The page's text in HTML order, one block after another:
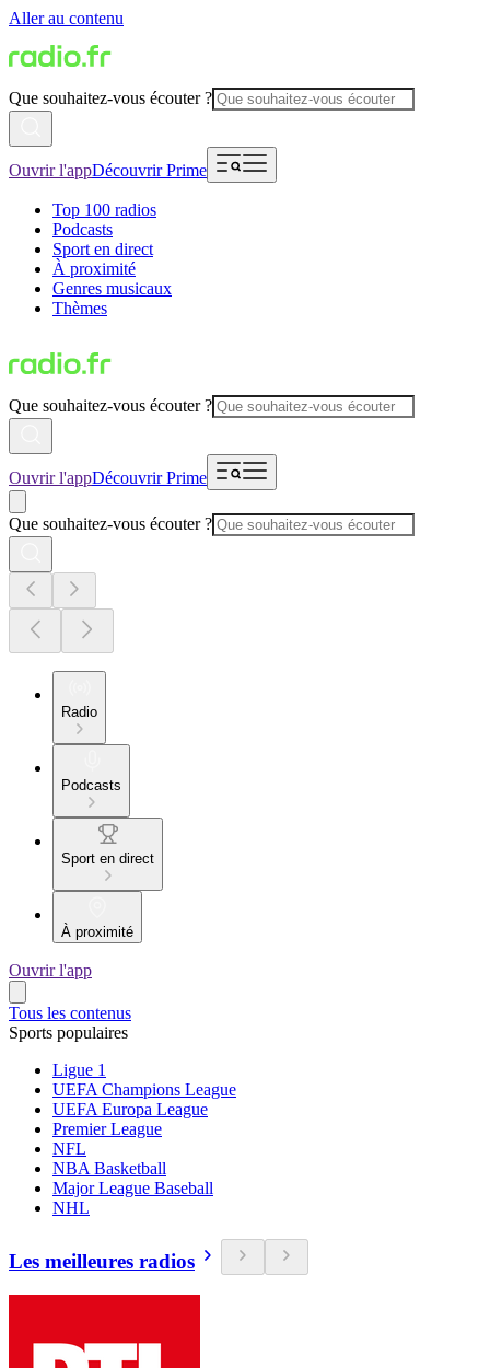
Aller au contenu
Que souhaitez-vous écouter ?
Ouvrir l'appDécouvrir Prime
Top 100 radios
Podcasts
Sport en direct
À proximité
Genres musicaux
Thèmes
Que souhaitez-vous écouter ?
Ouvrir l'appDécouvrir Prime
Que souhaitez-vous écouter ?
Radio
Podcasts
Sport en direct
À proximité
Ouvrir l'app
Tous les contenus
Sports populaires
Ligue 1
UEFA Champions League
UEFA Europa League
Premier League
NFL
NBA Basketball
Major League Baseball
NHL
Les meilleures radios